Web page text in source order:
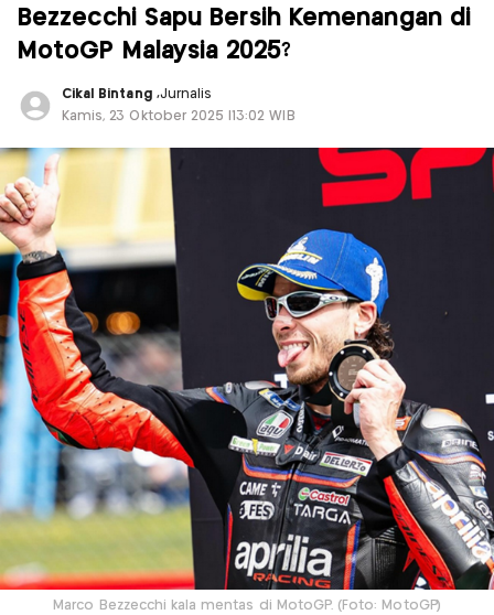
Bezzecchi Sapu Bersih Kemenangan di
MotoGP Malaysia 2025?
Cikal Bintang ,Jurnalis
Kamis, 23 Oktober 2025 |13:02 WIB
Marco Bezzecchi kala mentas di MotoGP. (Foto: MotoGP)